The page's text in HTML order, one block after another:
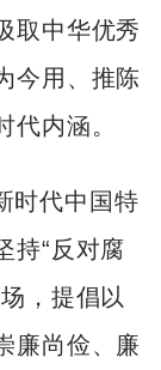
取中华优秀
今用、推陈
内涵。
时代中国特
持“反对腐
，提倡以
廉尚俭、廉